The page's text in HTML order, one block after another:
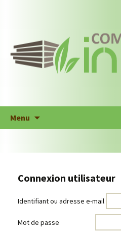
Menu
Connexion utilisateur
Identifiant ou adresse e-mail
Mot de passe